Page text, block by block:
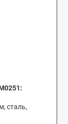
:
сталь,